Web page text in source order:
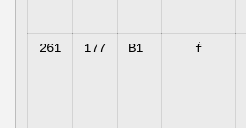
261 177 B1 ḟ